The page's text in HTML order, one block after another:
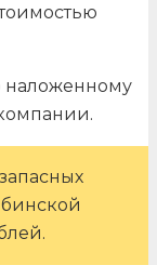
наложенному